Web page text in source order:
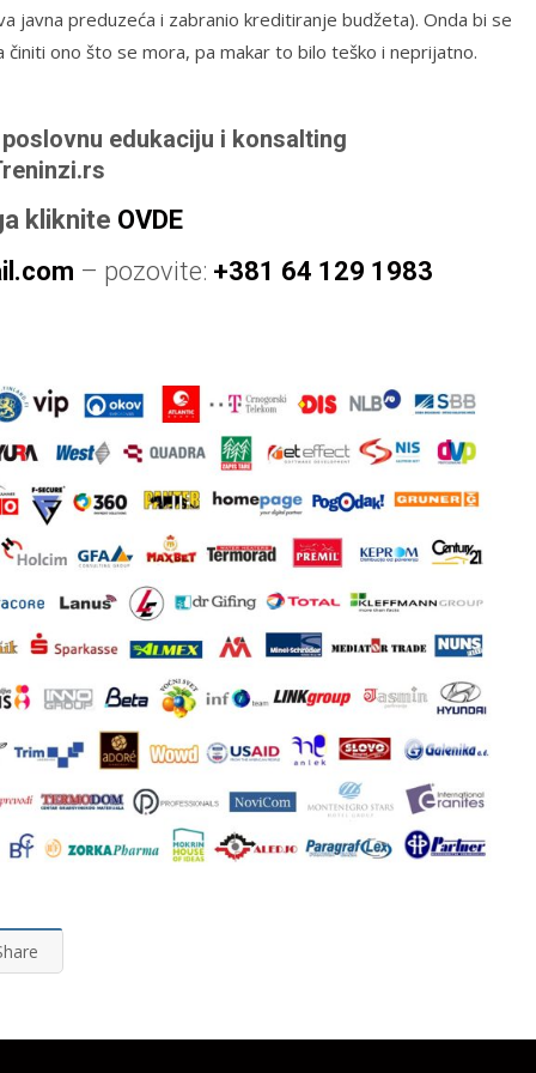
javna preduzeća i zabranio kreditiranje budžeta). Onda bi se
ono što se mora, pa makar to bilo teško i neprijatno.
edukaciju i konsalting
kliknite OVDE
– pozovite: +381 64 129 1983